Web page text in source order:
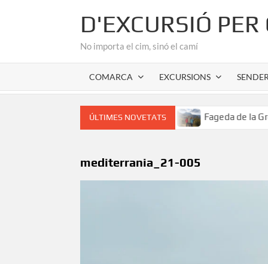
D'EXCURSIÓ
No importa el cim, sinó el camí
COMARCA EXCURSIONS
ÚLTIMES NOVETATS
romànic de l’Alta Garrotxa Fageda de la Grevolosa:
mediterrania_21-005